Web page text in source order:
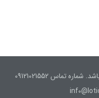
تماس 09121021552